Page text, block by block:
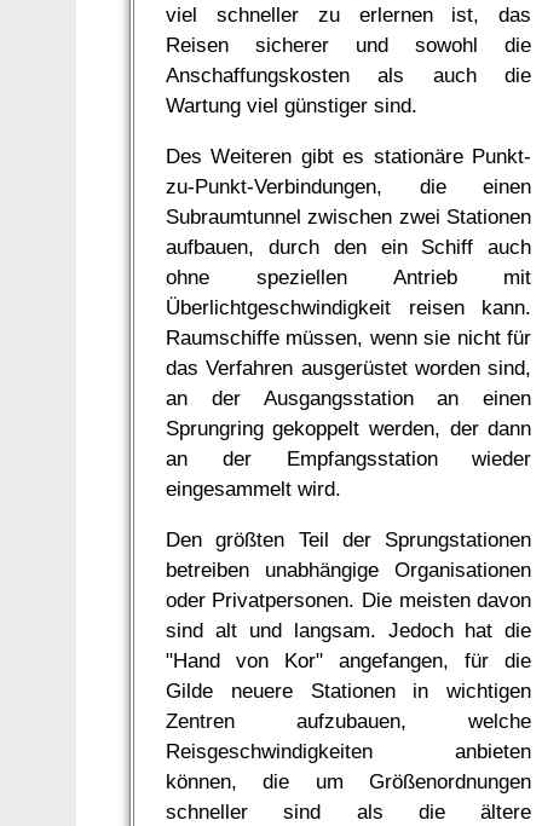
viel schneller zu erlernen ist, das
Reisen sicherer und sowohl die
Anschaffungskosten als auch die
Wartung viel günstiger sind.
Des Weiteren gibt es stationäre Punkt-
zu-Punkt-Verbindungen, die einen
Subraumtunnel zwischen zwei Stationen
aufbauen, durch den ein Schiff auch
ohne speziellen Antrieb mit
Überlichtgeschwindigkeit reisen kann.
Raumschiffe müssen, wenn sie nicht für
das Verfahren ausgerüstet worden sind,
an der Ausgangsstation an einen
Sprungring gekoppelt werden, der dann
an der Empfangsstation wieder
eingesammelt wird.
Den größten Teil der Sprungstationen
betreiben unabhängige Organisationen
oder Privatpersonen. Die meisten davon
sind alt und langsam. Jedoch hat die
"Hand von Kor" angefangen, für die
Gilde neuere Stationen in wichtigen
Zentren aufzubauen, welche
Reisgeschwindigkeiten anbieten
können, die um Größenordnungen
schneller sind als die ältere